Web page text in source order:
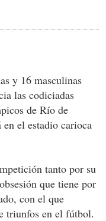
y 16 masculinas
las codiciadas
de Río de
en el estadio carioca
tanto por su
que tiene por
con el que
triunfos en el fútbol.